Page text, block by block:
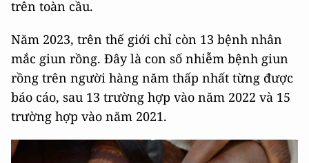
trên toàn cầu.
Năm 2023, trên thế giới chỉ còn 13 bệnh nhân
mắc giun rồng. Đây là con số nhiễm bệnh giun
rồng trên người hàng năm thấp nhất từng được
báo cáo, sau 13 trường hợp vào năm 2022 và 15
trường hợp vào năm 2021.